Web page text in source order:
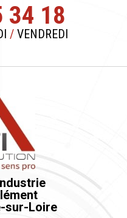
34 18
/VENDREDI
sur-Loire